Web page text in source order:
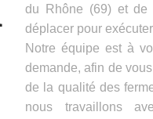
du Rhône (69) et de
déplacer pour
Notre équipe est à
demande, afin de
de la qualité des
nous travaillons